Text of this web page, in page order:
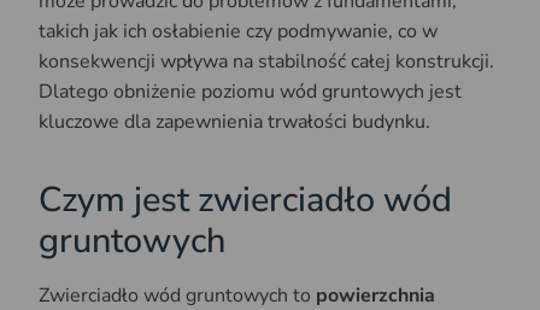
takich jak ich osłabienie czy podmywanie, co w
konsekwencji wpływa na stabilność całej konstrukcji.
Dlatego obniżenie poziomu wód gruntowych jest
kluczowe dla zapewnienia trwałości budynku.
Czym jest zwierciadło wód
gruntowych
​Zwierciadło wód gruntowych to powierzchnia